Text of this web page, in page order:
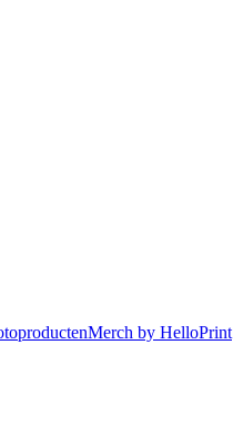
Merch by HelloPrint